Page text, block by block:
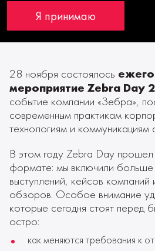
28 ноября состоялось
мероприятие Zebra Day
событие компании «Зебра»,
современным практикам
технологиям и коммуникациям
В этом году Zebra Day
формате: мы включили больше
выступлений, кейсов компаний
обзоров. Особое внимание
которые сегодня стоят перед
остро:
как меняются требования к
Я принимаю